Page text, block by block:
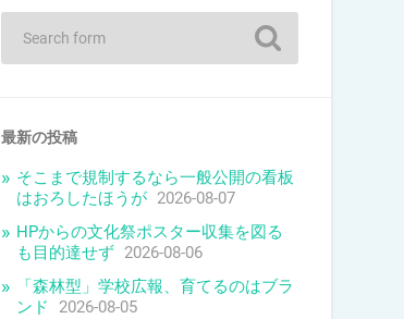
最新の投稿
そこまで規制するなら一般公開の看板
はおろしたほうが 2026-08-07
HPからの文化祭ポスター収集を図る
も目的達せず 2026-08-06
「森林型」学校広報、育てるのはブラ
ンド
2026-08-05